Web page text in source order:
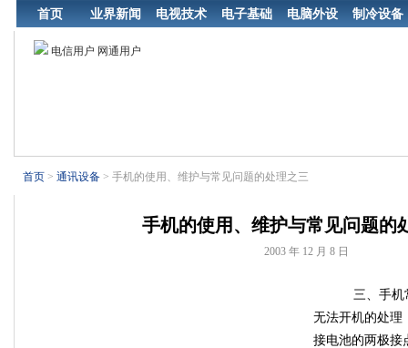
首页 业界新闻 电视技术 电子基础 电脑外设 制冷设备
电信用户 网通用户
首页 > 通讯设备 > 手机的使用、维护与常见问题的处理之三
手机的使用、维护与常见问题的
2003 年 12 月 8 日
三、手
无法开机的处
接电池的两极接